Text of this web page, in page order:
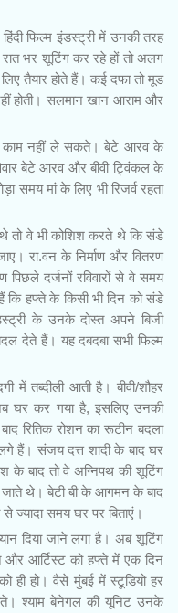
फिल्म इंडस्ट्री में उनकी तरह
भर शूटिंग कर रहे हों तो अलग
तैयार होते हैं। कई दफा तो मूड
होती। सलमान खान आराम और
काम नहीं ले सकते। बेटे आरव के
बेटे आरव और बीवी ट्विंकल के
समय मां के लिए भी रिजर्व रहता
तो वे भी कोशिश करते थे कि संडे
रा.वन के निर्माण और वितरण
दर्जनों रविवारों से वे समय
हफ्ते के किसी भी दिन को संडे
के उनके दोस्त अपने बिजी
देते हैं। यह दबदबा सभी फिल्म
में तब्दीली आती है। बीवी/शौहर
घर कर गया है, इसलिए उनकी
रितिक रोशन का रूटीन बदला
हैं। संजय दत्त शादी के बाद घर
के बाद तो वे अग्निपथ की शूटिंग
जाते थे। बेटी बी के आगमन के बाद
ज्यादा समय घर पर बिताएं।
दिया जाने लगा है। अब शूटिंग
आर्टिस्ट को हफ्ते में एक दिन
ही हो। वैसे मुंबई में स्टूडियो हर
श्याम बेनेगल की यूनिट उनके